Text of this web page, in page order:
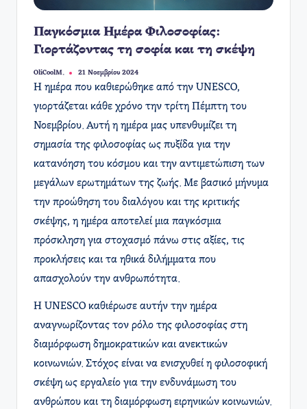
Παγκόσμια Ημέρα Φιλοσοφίας:
Γιορτάζοντας τη σοφία και τη σκέψη
Συγγραφέας:
OliCoolM. 21 Νοεμβρίου 2024
Η ημέρα που καθιερώθηκε από την UNESCO,
γιορτάζεται κάθε χρόνο την τρίτη Πέμπτη του
Νοεμβρίου. Αυτή η ημέρα μας υπενθυμίζει τη
σημασία της φιλοσοφίας ως πυξίδα για την
κατανόηση του κόσμου και την αντιμετώπιση των
μεγάλων ερωτημάτων της ζωής. Με βασικό μήνυμα
την προώθηση του διαλόγου και της κριτικής
σκέψης, η ημέρα αποτελεί μια παγκόσμια
πρόσκληση για στοχασμό πάνω στις αξίες, τις
προκλήσεις και τα ηθικά διλήμματα που
απασχολούν την ανθρωπότητα.
Η UNESCO καθιέρωσε αυτήν την ημέρα
αναγνωρίζοντας τον ρόλο της φιλοσοφίας στη
διαμόρφωση δημοκρατικών και ανεκτικών
κοινωνιών. Στόχος είναι να ενισχυθεί η φιλοσοφική
σκέψη ως εργαλείο για την ενδυνάμωση του
ανθρώπου και τη διαμόρφωση ειρηνικών κοινωνιών.